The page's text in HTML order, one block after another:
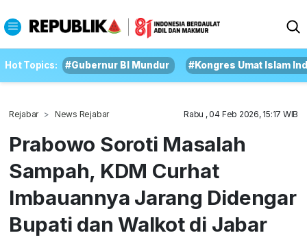
Hot Topics: #Gubernur BI Mundur #Kongres Umat Islam
Rejabar News Rejabar Rabu , 04 Feb 2026, 15:17 WIB
Prabowo Soroti Masalah
Sampah, KDM Curhat
Imbauannya Jarang Didengar
Bupati dan Walkot di Jabar